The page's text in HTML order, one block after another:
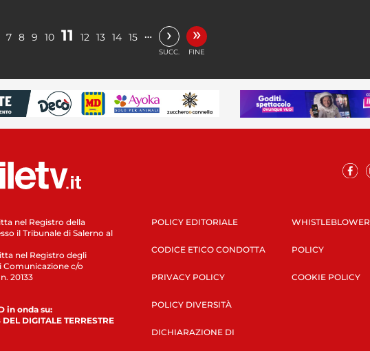
7 8 9 10 11 12 13 14 15 … ›
SUCC.
»
FINE
nel Registro della
il Tribunale di Salerno al
nel Registro degli
Comunicazione c/o
20133
in onda su:
DIGITALE TERRESTRE
POLICY EDITORIALE
CODICE ETICO CONDOTTA
PRIVACY POLICY
POLICY DIVERSITÀ
DICHIARAZIONE DI
WHISTLEBLOWER
POLICY
COOKIE POLICY